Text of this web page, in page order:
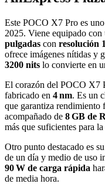
Este POCO X7 Pro es
2025. Viene equipado con
pulgadas con resolución
ofrece imágenes nítidas y
3200 nits lo convierte en
El corazón del POCO X7
fabricado en 4 nm. Es un
que garantiza
acompañado de 8 GB de
más que suficientes para
Otro punto destacado es su
de un día y medio de uso
90 W de carga rápida
de media hora.